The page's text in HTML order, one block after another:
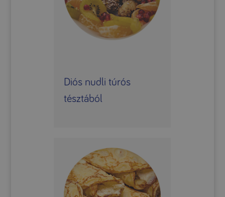
Diós nudli túrós
tésztából